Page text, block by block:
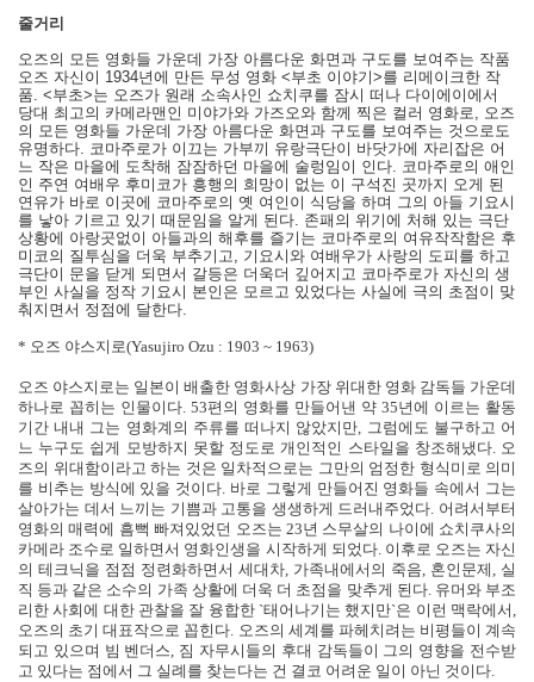
줄거리
오즈의 모든 영화들 가운데 가장 아름다운 화면과 구도를 보여주는 작품
오즈 자신이 1934년에 만든 무성 영화 <부초 이야기>를 리메이크한 작
품. <부초>는 오즈가 원래 소속사인 쇼치쿠를 잠시 떠나 다이에이에서
당대 최고의 카메라맨인 미야가와 가즈오와 함께 찍은 컬러 영화로, 오즈
의 모든 영화들 가운데 가장 아름다운 화면과 구도를 보여주는 것으로도
유명하다. 코마주로가 이끄는 가부끼 유랑극단이 바닷가에 자리잡은 어
느 작은 마을에 도착해 잠잠하던 마을에 술렁임이 인다. 코마주로의 애인
인 주연 여배우 후미코가 흥행의 희망이 없는 이 구석진 곳까지 오게 된
연유가 바로 이곳에 코마주로의 옛 여인이 식당을 하며 그의 아들 기요시
를 낳아 기르고 있기 때문임을 알게 된다. 존패의 위기에 처해 있는 극단
상황에 아랑곳없이 아들과의 해후를 즐기는 코마주로의 여유작작함은 후
미코의 질투심을 더욱 부추기고, 기요시와 여배우가 사랑의 도피를 하고
극단이 문을 닫게 되면서 갈등은 더욱더 깊어지고 코마주로가 자신의 생
부인 사실을 정작 기요시 본인은 모르고 있었다는 사실에 극의 초점이 맞
춰지면서 정점에 달한다.
* 오즈 야스지로(Yasujiro Ozu : 1903 ~ 1963)
오즈 야스지로는 일본이 배출한 영화사상 가장 위대한 영화 감독들 가운데
하나로 꼽히는 인물이다. 53편의 영화를 만들어낸 약 35년에 이르는 활동
기간 내내 그는 영화계의 주류를 떠나지 않았지만, 그럼에도 불구하고 어
느 누구도 쉽게 모방하지 못할 정도로 개인적인 스타일을 창조해냈다. 오
즈의 위대함이라고 하는 것은 일차적으로는 그만의 엄정한 형식미로 의미
를 비추는 방식에 있을 것이다. 바로 그렇게 만들어진 영화들 속에서 그는
살아가는 데서 느끼는 기쁨과 고통을 생생하게 드러내주었다. 어려서부터
영화의 매력에 흠뻑 빠져있었던 오즈는 23년 스무살의 나이에 쇼치쿠사의
카메라 조수로 일하면서 영화인생을 시작하게 되었다. 이후로 오즈는 자신
의 테크닉을 점점 정련화하면서 세대차, 가족내에서의 죽음, 혼인문제, 실
직 등과 같은 소수의 가족 상활에 더욱 더 초점을 맞추게 된다. 유머와 부조
리한 사회에 대한 관찰을 잘 융합한 `태어나기는 했지만`은 이런 맥락에서,
오즈의 초기 대표작으로 꼽힌다. 오즈의 세계를 파헤치려는 비평들이 계속
되고 있으며 빔 벤더스, 짐 자무시들의 후대 감독들이 그의 영향을 전수받
고 있다는 점에서 그 실례를 찾는다는 건 결코 어려운 일이 아닌 것이다.